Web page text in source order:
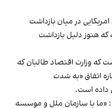
در میان بازداشت
هنوز دلیل بازداشت
که وزارت اقتصاد طالبان که
اتفاق «به شدت
داده است.
«ما با سازمان ملل و موسسه